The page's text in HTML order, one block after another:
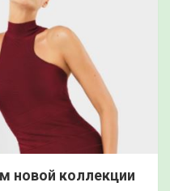
новой коллекции